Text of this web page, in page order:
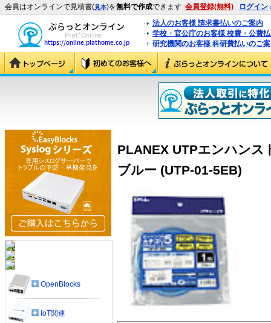
会員はオンラインで見積書(見本)を無料で作成できます 会員登録(無料) ログイン
法人のお客様 請求書払いのご案内
学校・官公庁のお客様 校費・公費
研究機関のお客様 科研費払いのご
PLANEX UTPエンハン
ブルー (UTP-01-5EB)
OpenBlocks
IoT関連